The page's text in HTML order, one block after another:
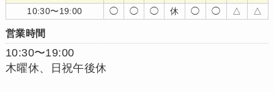
10:30〜19:00
◯ ◯ ◯ 休 ◯ ◯ △ △
営業時間
10:30〜19:00
木曜休、日祝午後休